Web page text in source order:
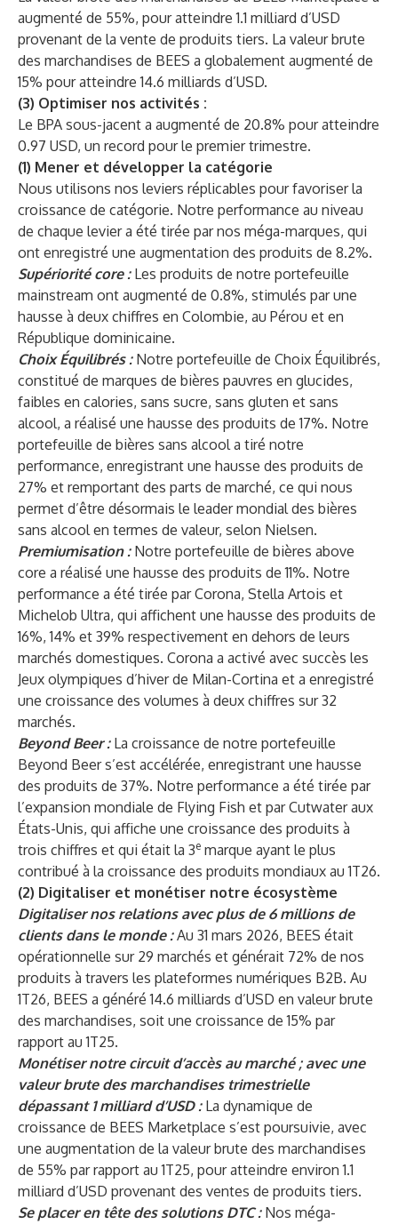
augmenté de 55%, pour atteindre 1.1 milliard d’USD
provenant de la vente de produits tiers. La valeur brute
des marchandises de BEES a globalement augmenté de
15% pour atteindre 14.6 milliards d’USD.
(3) Optimiser nos activités :
Le BPA sous-jacent a augmenté de 20.8% pour atteindre
0.97 USD, un record pour le premier trimestre.
(1) Mener et développer la catégorie
Nous utilisons nos leviers réplicables pour favoriser la
croissance de catégorie. Notre performance au niveau
de chaque levier a été tirée par nos méga-marques, qui
ont enregistré une augmentation des produits de 8.2%.
Supériorité core : Les produits de notre portefeuille
mainstream ont augmenté de 0.8%, stimulés par une
hausse à deux chiffres en Colombie, au Pérou et en
République dominicaine.
Choix Équilibrés : Notre portefeuille de Choix Équilibrés,
constitué de marques de bières pauvres en glucides,
faibles en calories, sans sucre, sans gluten et sans
alcool, a réalisé une hausse des produits de 17%. Notre
portefeuille de bières sans alcool a tiré notre
performance, enregistrant une hausse des produits de
27% et remportant des parts de marché, ce qui nous
permet d’être désormais le leader mondial des bières
sans alcool en termes de valeur, selon Nielsen.
Premiumisation : Notre portefeuille de bières above
core a réalisé une hausse des produits de 11%. Notre
performance a été tirée par Corona, Stella Artois et
Michelob Ultra, qui affichent une hausse des produits de
16%, 14% et 39% respectivement en dehors de leurs
marchés domestiques. Corona a activé avec succès les
Jeux olympiques d’hiver de Milan-Cortina et a enregistré
une croissance des volumes à deux chiffres sur 32
marchés.
Beyond Beer : La croissance de notre portefeuille
Beyond Beer s’est accélérée, enregistrant une hausse
des produits de 37%. Notre performance a été tirée par
l’expansion mondiale de Flying Fish et par Cutwater aux
États-Unis, qui affiche une croissance des produits à
trois chiffres et qui était la 3e marque ayant le plus
contribué à la croissance des produits mondiaux au 1T26.
(2) Digitaliser et monétiser notre écosystème
Digitaliser nos relations avec plus de 6 millions de
clients dans le monde : Au 31 mars 2026, BEES était
opérationnelle sur 29 marchés et générait 72% de nos
produits à travers les plateformes numériques B2B. Au
1T26, BEES a généré 14.6 milliards d’USD en valeur brute
des marchandises, soit une croissance de 15% par
rapport au 1T25.
Monétiser notre circuit d’accès au marché ; avec une
valeur brute des marchandises trimestrielle
dépassant 1 milliard d’USD : La dynamique de
croissance de BEES Marketplace s’est poursuivie, avec
une augmentation de la valeur brute des marchandises
de 55% par rapport au 1T25, pour atteindre environ 1.1
milliard d’USD provenant des ventes de produits tiers.
Se placer en tête des solutions DTC : Nos méga-